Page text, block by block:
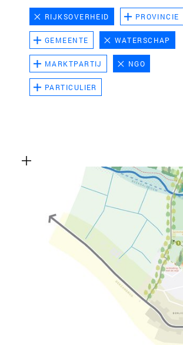
RIJKSOVERHEID PROVINCIE
GEMEENTE WATERSCHAP
MARKTPARTIJ NGO
PARTICULIER